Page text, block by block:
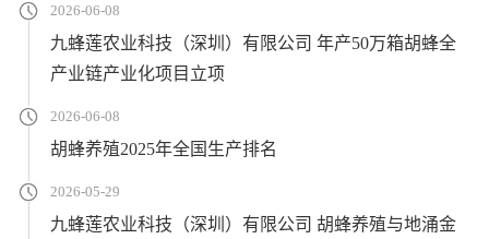
2026-06-08
九蜂莲农业科技（深圳）有限公司 年产50万箱胡蜂全
产业链产业化项目立项
2026-06-08
胡蜂养殖2025年全国生产排名
2026-05-29
九蜂莲农业科技（深圳）有限公司 胡蜂养殖与地涌金